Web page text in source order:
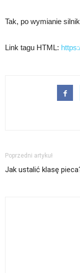
Tak, po wymianie
Link tagu HTML:
Poprzedni artykuł
Jak ustalić klasę